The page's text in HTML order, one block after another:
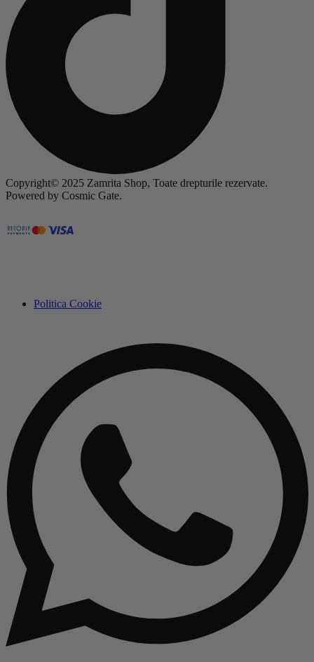
Copyright© 2025 Zamrita Shop, Toate drepturile rezervate.
Powered by Cosmic Gate.
Politica Cookie